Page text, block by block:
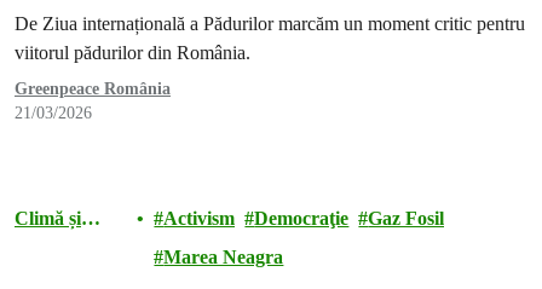
De Ziua internațională a Pădurilor marcăm un moment critic pentru
viitorul pădurilor din România.
Greenpeace România
21/03/2026
Climă și
Activism Democraţie
Gaz Fosil
Marea Neagra